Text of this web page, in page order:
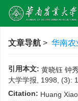
文章导航 > 华南农
引用本文: 黄晓钰 钟
大学学报, 1998, (3):
Citation: Huang